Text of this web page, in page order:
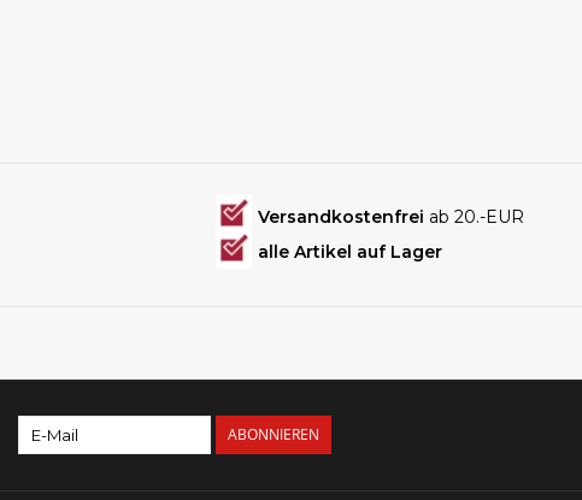
Versandkostenfrei ab 20.-EUR
alle Artikel auf Lager
ABONNIEREN